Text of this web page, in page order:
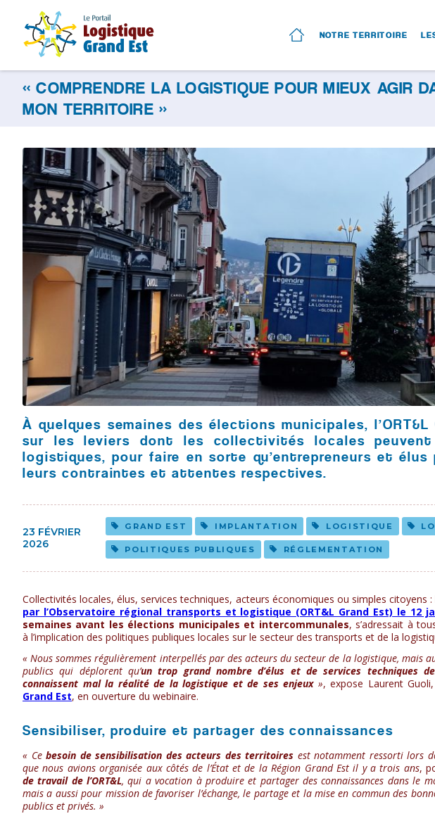
NOTRE TERRITOIRE
« COMPRENDRE LA LOGISTIQUE POUR MIEUX AGIR
MON TERRITOIRE »
À quelques semaines des élections municipales,
sur les leviers dont les collectivités locales peuvent
logistiques, pour faire en sorte qu’entrepreneurs et
leurs contraintes et attentes respectives.
23 FÉVRIER
2026
GRAND EST IMPLANTATION LOGISTIQUE
POLITIQUES PUBLIQUES RÉGLEMENTATION
Collectivités locales, élus, services techniques, acteurs économiques ou simples citoyens
par l’Observatoire régional transports et logistique (ORT&L Grand Est) le 12
semaines avant les élections municipales et intercommunales, s’adressait à
à l’implication des politiques publiques locales sur le secteur des transports et de la
« Nous sommes régulièrement interpellés par des acteurs du secteur de la logistique, mais
publics qui déplorent qu’un trop grand nombre d’élus et de services techniques
connaissent mal la réalité de la logistique et de ses enjeux», expose Laurent
Grand Est, en ouverture du webinaire.
Sensibiliser, produire et partager des connaissances
« Cebesoin de sensibilisation des acteurs des territoires est notamment ressorti lors
que nous avions organisée aux côtés de l’État et de la Région Grand Est il y a trois ans,
de travail de l’ORT&L, qui a vocation à produire et partager des connaissances dans le
mais a aussi pour mission de favoriser l’échange, le partage et la mise en commun des
publics et privés. »